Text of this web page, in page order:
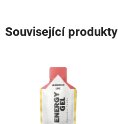
Související produkty